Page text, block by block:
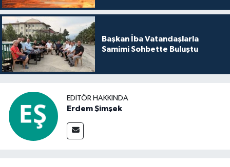
Başkan İba Vatandaşlarla
Samimi Sohbette Buluştu
EDITÖR HAKKINDA
Erdem Şimşek